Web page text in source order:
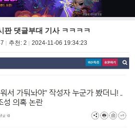
판 댓글부대 기사 ㅋㅋㅋㅋ
추천: 2 2024-11-06 19:34:23